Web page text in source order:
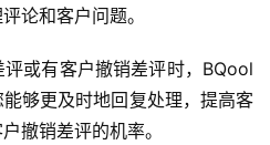
论和客户问题。
评或有客户撤销差评时，BQool
够更及时地回复处理，提高客
撤销差评的机率。